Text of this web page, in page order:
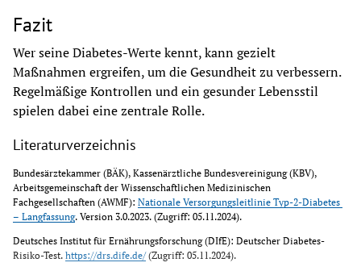
Fazit
Wer seine Diabetes-Werte kennt, kann gezielt
Maßnahmen ergreifen, um die Gesundheit zu verbessern.
Regelmäßige Kontrollen und ein gesunder Lebensstil
spielen dabei eine zentrale Rolle.
Literaturverzeichnis
Bundesärztekammer (BÄK), Kassenärztliche Bundesvereinigung (KBV),
Arbeitsgemeinschaft der Wissenschaftlichen Medizinischen
Fachgesellschaften (AWMF): Nationale Versorgungsleitlinie Typ-2-Diabetes
– Langfassung. Version 3.0.2023. (Zugriff: 05.11.2024).
Deutsches Institut für Ernährungsforschung (DIfE): Deutscher Diabetes-
Risiko-Test. https://drs.dife.de/ (Zugriff: 05.11.2024).